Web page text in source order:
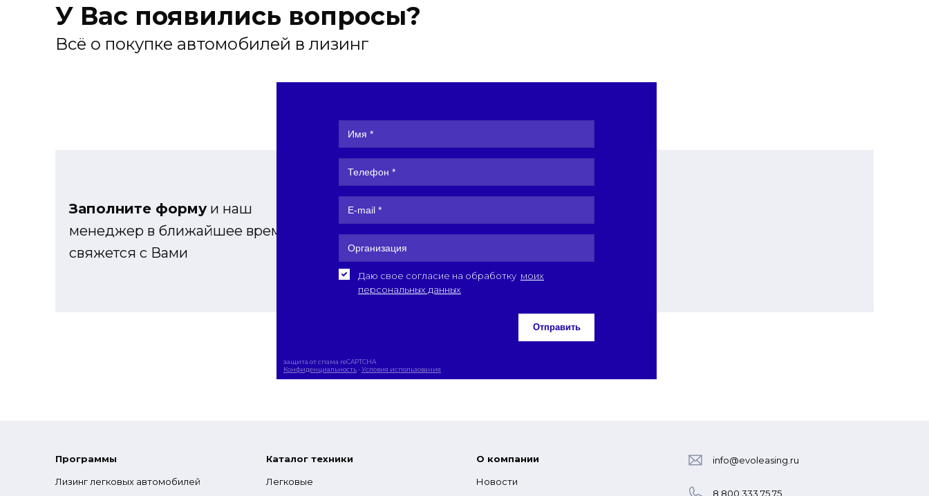
У Вас появились вопросы?
Всё о покупке автомобилей в лизинг
Заполните форму и наш
менеджер в ближайшее время
свяжется с Вами
Даю свое согласие на обработку моих
персональных данных
Отправить
защита от спама reCAPTCHA
Конфиденциальность-Условия использования
Программы
Лизинг легковых автомобилей
Каталог техники
Легковые
О компании
Новости
info@evoleasing.ru
8 800 333 75 75